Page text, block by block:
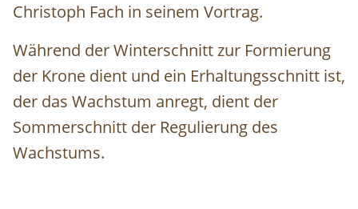
Christoph Fach in seinem Vortrag.
Während der Winterschnitt zur Formierung
der Krone dient und ein Erhaltungsschnitt ist,
der das Wachstum anregt, dient der
Sommerschnitt der Regulierung des
Wachstums.